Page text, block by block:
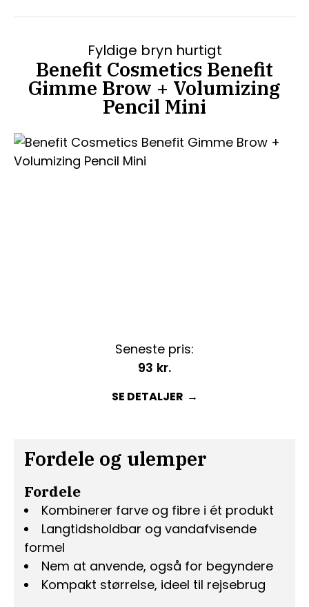
Fyldige bryn hurtigt
Benefit Cosmetics Benefit
Gimme Brow + Volumizing
Pencil Mini
Fordele og ulemper
Fordele
Kombinerer farve og fibre i ét produkt
Langtidsholdbar og vandafvisende
formel
Nem at anvende, også for begyndere
Kompakt størrelse, ideel til rejsebrug
Seneste pris:
93 kr.
SE DETALJER